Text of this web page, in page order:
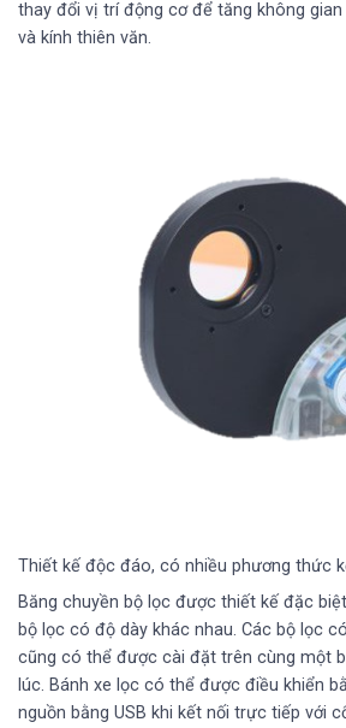
thay đổi vị trí động cơ để tăng không gian
và kính thiên văn.
Thiết kế độc đáo, có nhiều phương thức
Băng chuyền bộ lọc được thiết kế đặc
bộ lọc có độ dày khác nhau. Các bộ lọc
cũng có thể được cài đặt trên cùng một
lúc. Bánh xe lọc có thể được điều khiển
nguồn bằng USB khi kết nối trực tiếp với